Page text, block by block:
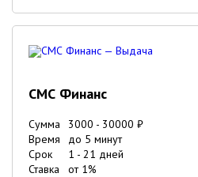
СМС Финанс
Сумма 3000 - 30000 ₽
Время
до 5 минут
Срок
1 - 21 дней
Ставка
от 1%